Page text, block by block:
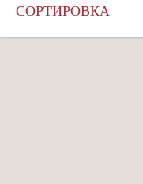
СОРТИРОВКА